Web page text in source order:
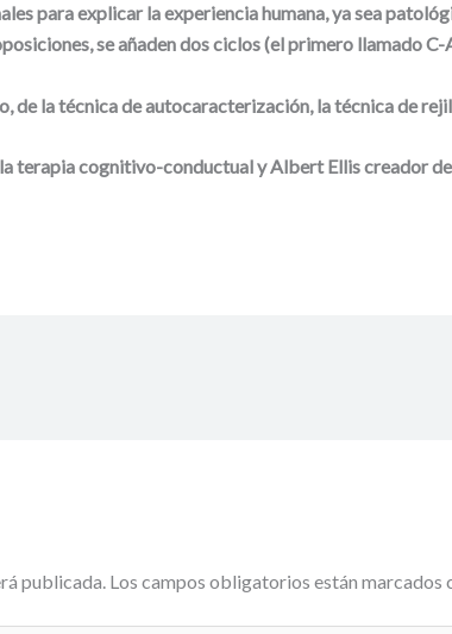
para explicar la experiencia humana, ya sea
se añaden dos ciclos (el primero llamado
de la técnica de autocaracterización, la técnica de
terapia cognitivo-conductual y Albert Ellis creador
publicada. Los campos obligatorios están marcados